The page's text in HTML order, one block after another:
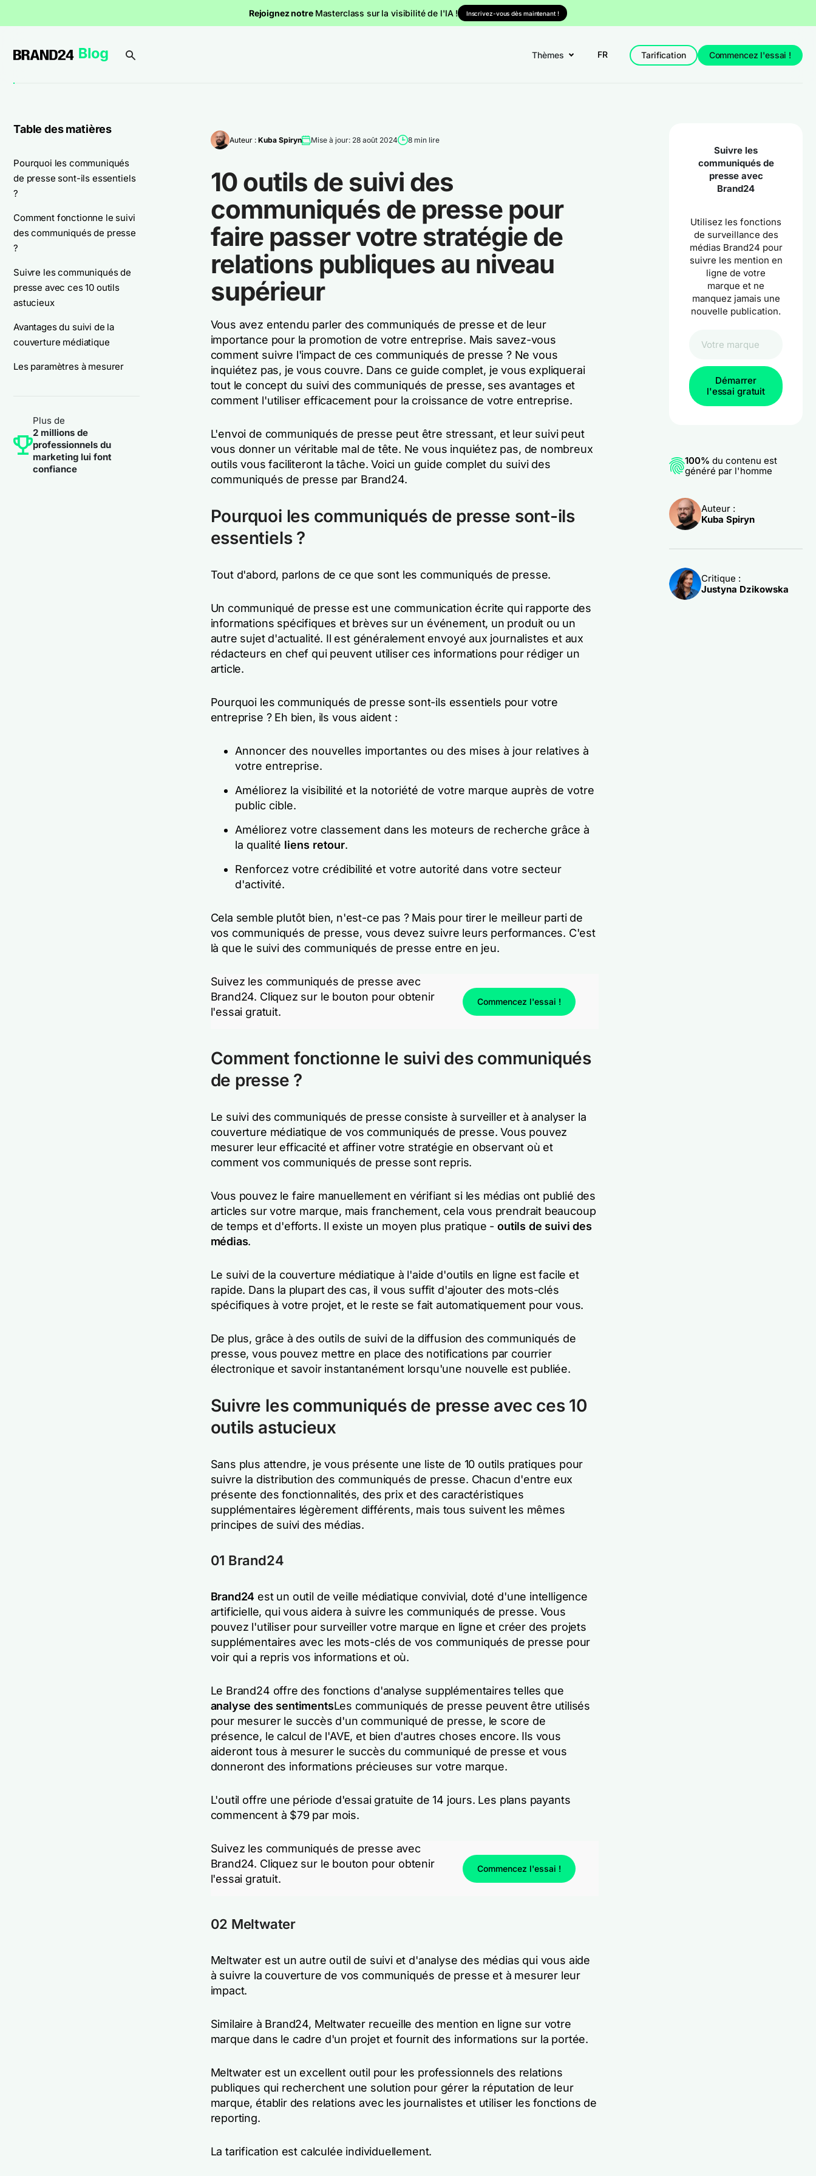
Rejoignez notre Masterclass sur la visibilité de l'IA ! Inscrivez-vous dès maintenant !
Thèmes FR Tarification Commencez l'essai !
Table des matières
Pourquoi les communiqués
de presse sont-ils essentiels
?
Comment fonctionne le suivi
des communiqués de presse
?
Suivre les communiqués de
presse avec ces 10 outils
astucieux
Avantages du suivi de la
couverture médiatique
Les paramètres à mesurer
Plus de
2 millions de
professionnels du
marketing lui font
confiance
Auteur : Kuba Spiryn Mise à jour: 28 août 2024 8 min lire
10 outils de suivi des
communiqués de presse pour
faire passer votre stratégie de
relations publiques au niveau
supérieur
Vous avez entendu parler des communiqués de presse et de leur
importance pour la promotion de votre entreprise. Mais savez-vous
comment suivre l'impact de ces communiqués de presse ? Ne vous
inquiétez pas, je vous couvre. Dans ce guide complet, je vous expliquerai
tout le concept du suivi des communiqués de presse, ses avantages et
comment l'utiliser efficacement pour la croissance de votre entreprise.
L'envoi de communiqués de presse peut être stressant, et leur suivi peut
vous donner un véritable mal de tête. Ne vous inquiétez pas, de nombreux
outils vous faciliteront la tâche. Voici un guide complet du suivi des
communiqués de presse par Brand24.
Pourquoi les communiqués de presse sont-ils
essentiels ?
Tout d'abord, parlons de ce que sont les communiqués de presse.
Un communiqué de presse est une communication écrite qui rapporte des
informations spécifiques et brèves sur un événement, un produit ou un
autre sujet d'actualité. Il est généralement envoyé aux journalistes et aux
rédacteurs en chef qui peuvent utiliser ces informations pour rédiger un
article.
Pourquoi les communiqués de presse sont-ils essentiels pour votre
entreprise ? Eh bien, ils vous aident :
Annoncer des nouvelles importantes ou des mises à jour relatives à
votre entreprise.
Améliorez la visibilité et la notoriété de votre marque auprès de votre
public cible.
Améliorez votre classement dans les moteurs de recherche grâce à
la qualité liens retour.
Renforcez votre crédibilité et votre autorité dans votre secteur
d'activité.
Cela semble plutôt bien, n'est-ce pas ? Mais pour tirer le meilleur parti de
vos communiqués de presse, vous devez suivre leurs performances. C'est
là que le suivi des communiqués de presse entre en jeu.
Suivez les communiqués de presse avec
Brand24. Cliquez sur le bouton pour obtenir
l'essai gratuit.
Commencez l'essai !
Comment fonctionne le suivi des communiqués
de presse ?
Le suivi des communiqués de presse consiste à surveiller et à analyser la
couverture médiatique de vos communiqués de presse. Vous pouvez
mesurer leur efficacité et affiner votre stratégie en observant où et
comment vos communiqués de presse sont repris.
Vous pouvez le faire manuellement en vérifiant si les médias ont publié des
articles sur votre marque, mais franchement, cela vous prendrait beaucoup
de temps et d'efforts. Il existe un moyen plus pratique -outils de suivi des
médias.
Le suivi de la couverture médiatique à l'aide d'outils en ligne est facile et
rapide. Dans la plupart des cas, il vous suffit d'ajouter des mots-clés
spécifiques à votre projet, et le reste se fait automatiquement pour vous.
De plus, grâce à des outils de suivi de la diffusion des communiqués de
presse, vous pouvez mettre en place des notifications par courrier
électronique et savoir instantanément lorsqu'une nouvelle est publiée.
Suivre les communiqués de presse avec ces 10
outils astucieux
Sans plus attendre, je vous présente une liste de 10 outils pratiques pour
suivre la distribution des communiqués de presse. Chacun d'entre eux
présente des fonctionnalités, des prix et des caractéristiques
supplémentaires légèrement différents, mais tous suivent les mêmes
principes de suivi des médias.
01 Brand24
Brand24 est un outil de veille médiatique convivial, doté d'une intelligence
artificielle, qui vous aidera à suivre les communiqués de presse. Vous
pouvez l'utiliser pour surveiller votre marque en ligne et créer des projets
supplémentaires avec les mots-clés de vos communiqués de presse pour
voir qui a repris vos informations et où.
Le Brand24 offre des fonctions d'analyse supplémentaires telles que
analyse des sentimentsLes communiqués de presse peuvent être utilisés
pour mesurer le succès d'un communiqué de presse, le score de
présence, le calcul de l'AVE, et bien d'autres choses encore. Ils vous
aideront tous à mesurer le succès du communiqué de presse et vous
donneront des informations précieuses sur votre marque.
L'outil offre une période d'essai gratuite de 14 jours. Les plans payants
commencent à $79 par mois.
Suivez les communiqués de presse avec
Brand24. Cliquez sur le bouton pour obtenir
l'essai gratuit.
Commencez l'essai !
02 Meltwater
Meltwater est un autre outil de suivi et d'analyse des médias qui vous aide
à suivre la couverture de vos communiqués de presse et à mesurer leur
impact.
Similaire à Brand24, Meltwater recueille des mention en ligne sur votre
marque dans le cadre d'un projet et fournit des informations sur la portée.
Meltwater est un excellent outil pour les professionnels des relations
publiques qui recherchent une solution pour gérer la réputation de leur
marque, établir des relations avec les journalistes et utiliser les fonctions de
reporting.
La tarification est calculée individuellement.
Suivre les
communiqués de
presse avec
Brand24
Utilisez les fonctions
de surveillance des
médias Brand24 pour
suivre les mention en
ligne de votre
marque et ne
manquez jamais une
nouvelle publication.
Démarrer
l'essai gratuit
100% du contenu est
généré par l'homme
Auteur :
Kuba Spiryn
Critique :
Justyna Dzikowska